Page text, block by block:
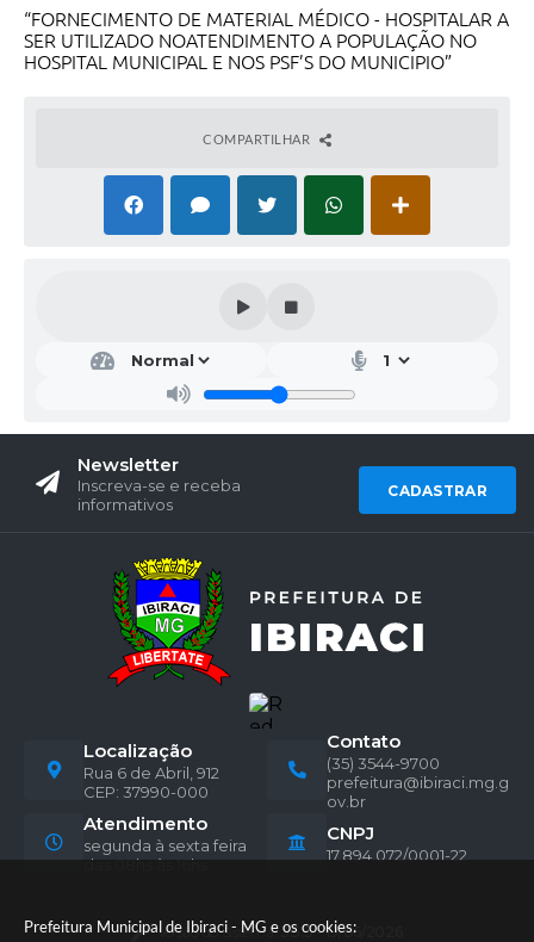
Prefeitura Municipal de Ibiraci - MG e os cookies:
“FORNECIMENTO DE MATERIAL MÉDICO - HOSPITALAR A
SER UTILIZADO NOATENDIMENTO A POPULAÇÃO NO
HOSPITAL MUNICIPAL E NOS PSF’S DO MUNICIPIO”
COMPARTILHAR
Newsletter
Inscreva-se e receba
informativos
CADASTRAR
Localização
Rua 6 de Abril, 912
CEP: 37990-000
Contato
(35) 3544-9700
prefeitura@ibiraci.mg.g
ov.br
Atendimento
segunda à sexta feira
das 08hs às 16hs.
CNPJ
17.894.072/0001-22
Versão do Sistema: 3.5.3 - 19/06/2026